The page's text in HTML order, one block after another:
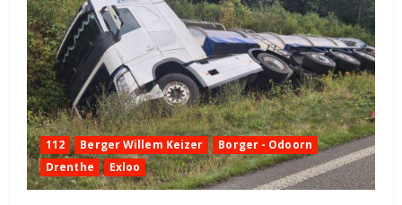
112 Berger Willem Keizer
Borger - Odoorn
Drenthe
Exloo